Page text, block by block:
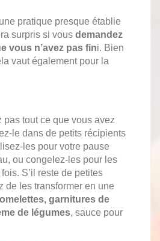
pratique presque établie
surpris si vous demandez
vous n’avez pas fini. Bien
vaut également pour la
pas tout ce que vous avez
le dans de petits récipients
les pour votre pause
ou congelez-les pour les
S’il reste de petites
de les transformer en une
omelettes, garnitures de
de légumes, sauce pour